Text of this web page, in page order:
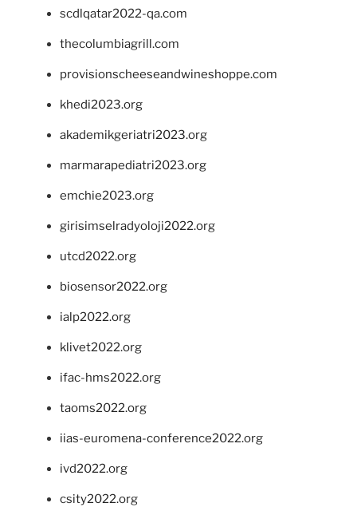
scdlqatar2022-qa.com
thecolumbiagrill.com
provisionscheeseandwineshoppe.com
khedi2023.org
akademikgeriatri2023.org
marmarapediatri2023.org
emchie2023.org
girisimselradyoloji2022.org
utcd2022.org
biosensor2022.org
ialp2022.org
klivet2022.org
ifac-hms2022.org
taoms2022.org
iias-euromena-conference2022.org
ivd2022.org
csity2022.org